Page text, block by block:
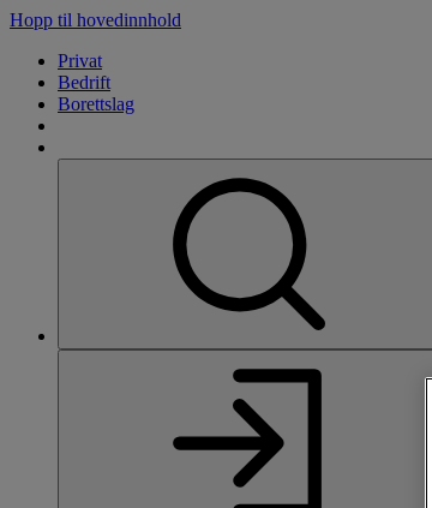
Hopp til hovedinnhold
Privat
Bedrift
Borettslag